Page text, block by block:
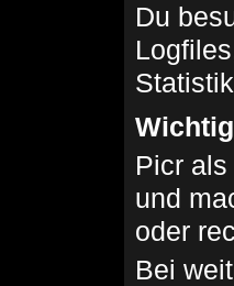
Du
Picr
und
oder
Bei